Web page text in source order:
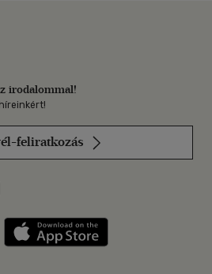
irodalommal!
feliratkozás
on
Instagramon
Libri a LinkedInen
applikáció Szerezd meg: Google